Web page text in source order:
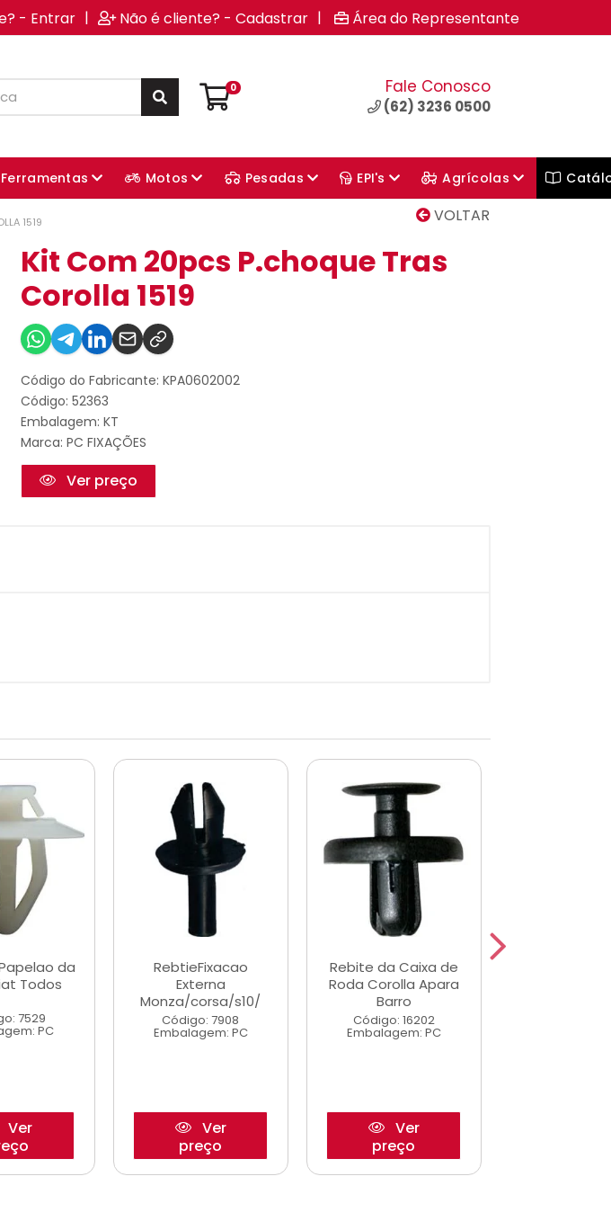
- Entrar | Não é cliente? - Cadastrar | Área do Representante
0 Fale Conosco
(62) 3236 0500
Ferramentas Motos Pesadas EPI's Agrícolas
VOLTAR
1519
Kit Com 20pcs P.choque Tras
Corolla 1519
Código do Fabricante: KPA0602002
Código: 52363
Embalagem: KT
Marca: PC FIXAÇÕES
Ver preço
da
Todos
7529
PC
Ver
RebtieFixacao
Externa
Monza/corsa/s10/
Código: 7908
Embalagem: PC
Ver
preço
Rebite da Caixa de
Roda Corolla Apara
Barro
Código: 16202
Embalagem: PC
Ver
preço